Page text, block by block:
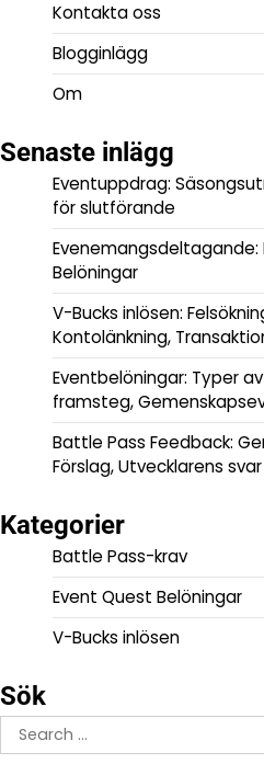
Kontakta oss
Blogginlägg
Om
Senaste inlägg
Eventuppdrag:
för slutförande
Evenemangsdeltagande:
Belöningar
V-Bucks inlösen:
Kontolänkning,
Eventbelöningar: Typer
framsteg,
Battle Pass Feedback:
Förslag, Utvecklarens svar
Kategorier
Battle Pass-krav
Event Quest Belöningar
V-Bucks inlösen
Sök
Search
for: